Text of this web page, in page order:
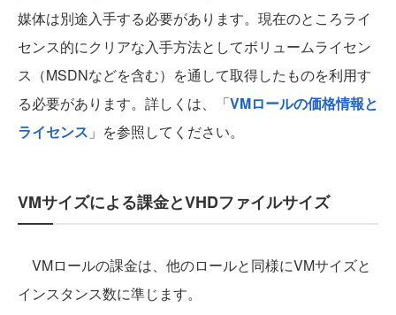
媒体は別途入手する必要があります。現在のところライ
センス的にクリアな入手方法としてボリュームライセン
ス（MSDNなどを含む）を通して取得したものを利用す
る必要があります。詳しくは、「VMロールの価格情報と
ライセンス 」を参照してください。
VMサイズによる課金とVHDファイルサイズ
VMロールの課金は、他のロールと同様にVMサイズと
インスタンス数に準じます。